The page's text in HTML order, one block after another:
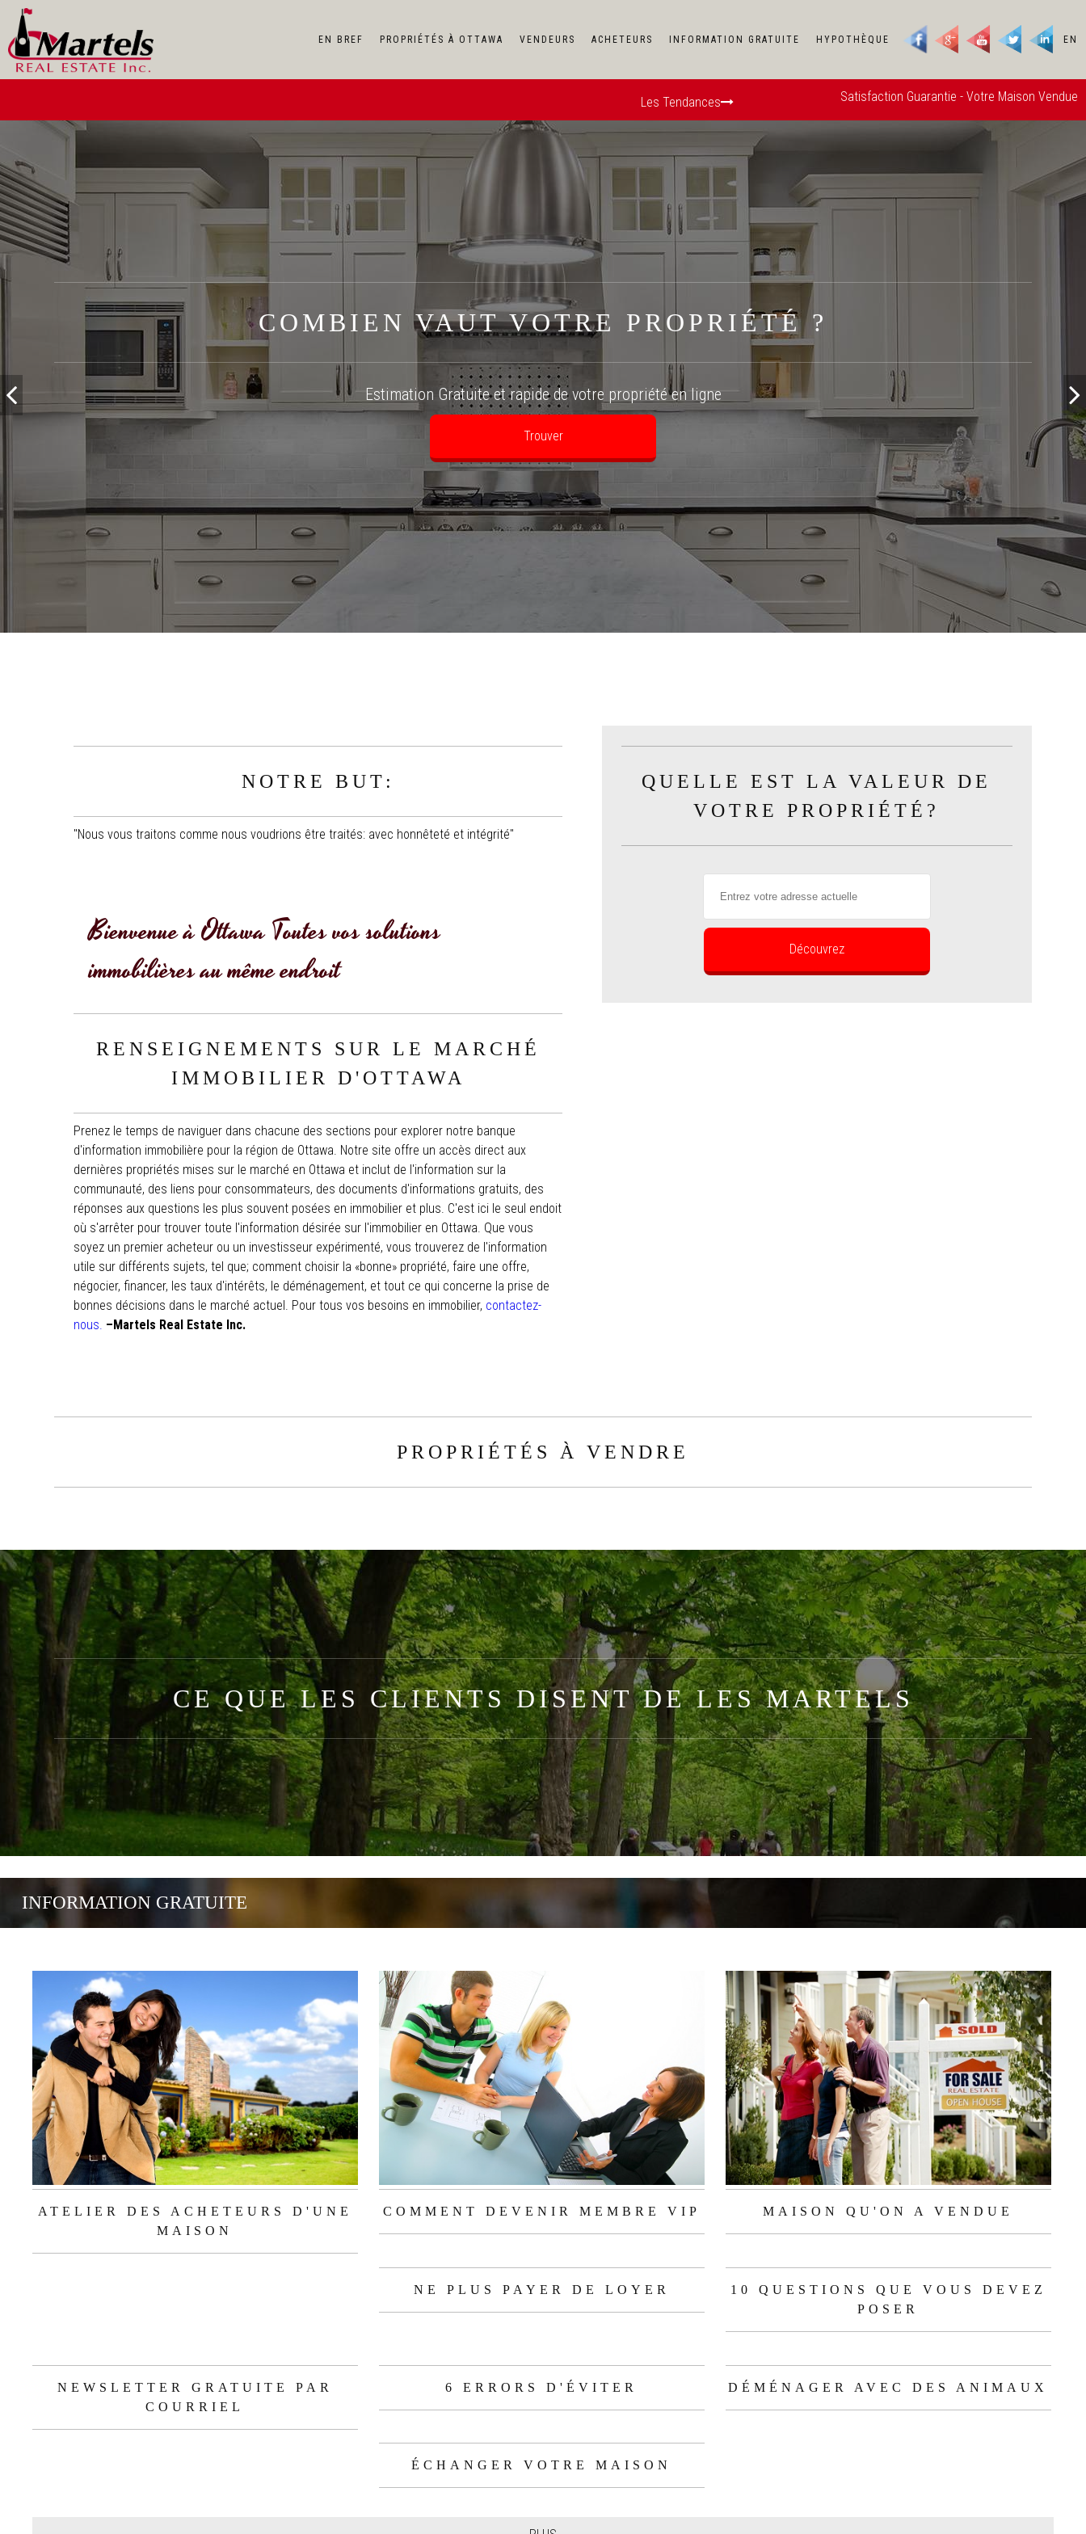
EN BREF PROPRIÉTÉS À OTTAWA VENDEURS ACHETEURS INFORMATION GRATUITE HYPOTHÈQUE
Les Tendances Satisfaction Guarantie - Votre Maison Vendue ou
EN
VAUT VOTRE PROPRIÉTÉ ?
Estimation Gratuite et rapide de votre propriété en ligne
NOTRE BUT:
"Nous vous traitons comme nous voudrions être traités: avec honnêteté et intégrité"
Bienvenue à Ottawa Toutes vos solutions
immobilières au même endroit
RENSEIGNEMENTS SUR LE MARCHÉ
IMMOBILIER D'OTTAWA
Prenez le temps de naviguer dans chacune des sections pour explorer notre banque
d'information immobilière pour la région de Ottawa. Notre site offre un accès direct aux
dernières propriétés mises sur le marché en Ottawa et inclut de l'information sur la
communauté, des liens pour consommateurs, des documents d'informations gratuits, des
réponses aux questions les plus souvent posées en immobilier et plus. C'est ici le seul endoit
où s'arrêter pour trouver toute l'information désirée sur l'immobilier en Ottawa. Que vous
soyez un premier acheteur ou un investisseur expérimenté, vous trouverez de l'information
utile sur différents sujets, tel que; comment choisir la «bonne» propriété, faire une offre,
négocier, financer, les taux d'intérêts, le déménagement, et tout ce qui concerne la prise de
bonnes décisions dans le marché actuel. Pour tous vos besoins en immobilier, contactez-
nous. –Martels Real Estate Inc.
QUELLE EST LA VALEUR DE
VOTRE PROPRIÉTÉ?
Découvrez
PROPRIÉTÉS À VENDRE
CE QUE LES CLIENTS DISENT DE LES MARTELS
INFORMATION GRATUITE
ATELIER DES ACHETEURS D'UNE
MAISON
COMMENT DEVENIR MEMBRE VIP MAISON QU'ON A VENDUE
NE PLUS PAYER DE LOYER
10 QUESTIONS QUE VOUS DEVEZ
POSER
NEWSLETTER GRATUITE PAR
COURRIEL
6 ERRORS D'ÉVITER DÉMÉNAGER AVEC DES ANIMAUX
ÉCHANGER VOTRE MAISON